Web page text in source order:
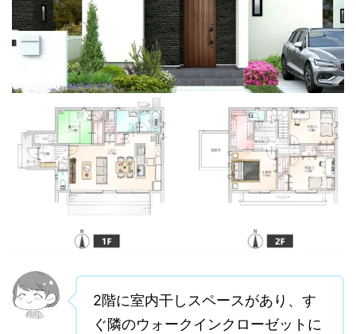
2階に室内干しスペースがあり、す
ぐ隣のウォークインクローゼットに